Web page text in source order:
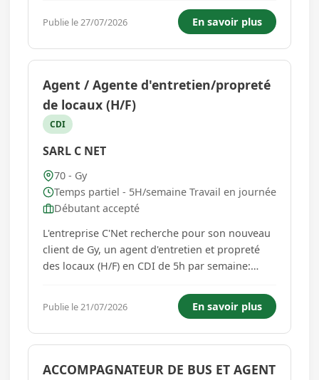
clients et que la bonne humeur est votre
ingrédient secret, venez nous rejoindre ! Votre
mission : - Accueillir nos cli...
Publie le 27/07/2026 En savoir plus
Agent / Agente d'entretien/propreté
de locaux (H/F)
CDI
SARL C NET
70 - Gy
Temps partiel - 5H/semaine Travail en journée
Débutant accepté
L'entreprise C'Net recherche pour son nouveau
client de Gy, un agent d'entretien et propreté
des locaux (H/F) en CDI de 5h par semaine:
serez chargé de l'entretien des sols d'une
surface commerciale, à l'aide d'une autolaveuse
accompagnée, ainsi que d...
Publie le 21/07/2026 En savoir plus
ACCOMPAGNATEUR DE BUS ET AGENT